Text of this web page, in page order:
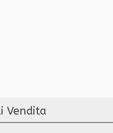
Vendita